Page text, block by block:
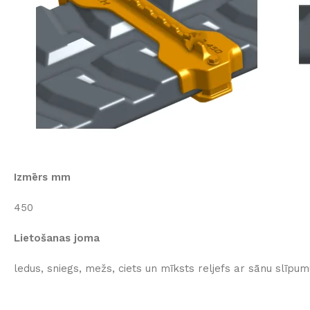
Izmērs mm
450
Lietošanas joma
ledus, sniegs, mežs, ciets un mīksts reljefs ar sānu